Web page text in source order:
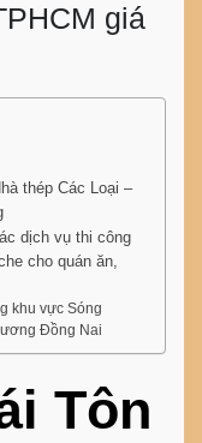
giá
thép Các Loại –
dịch vụ thi công
cho quán ăn,
khu vực Sóng
Đồng Nai
Tôn